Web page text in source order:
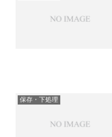
保存・下処理